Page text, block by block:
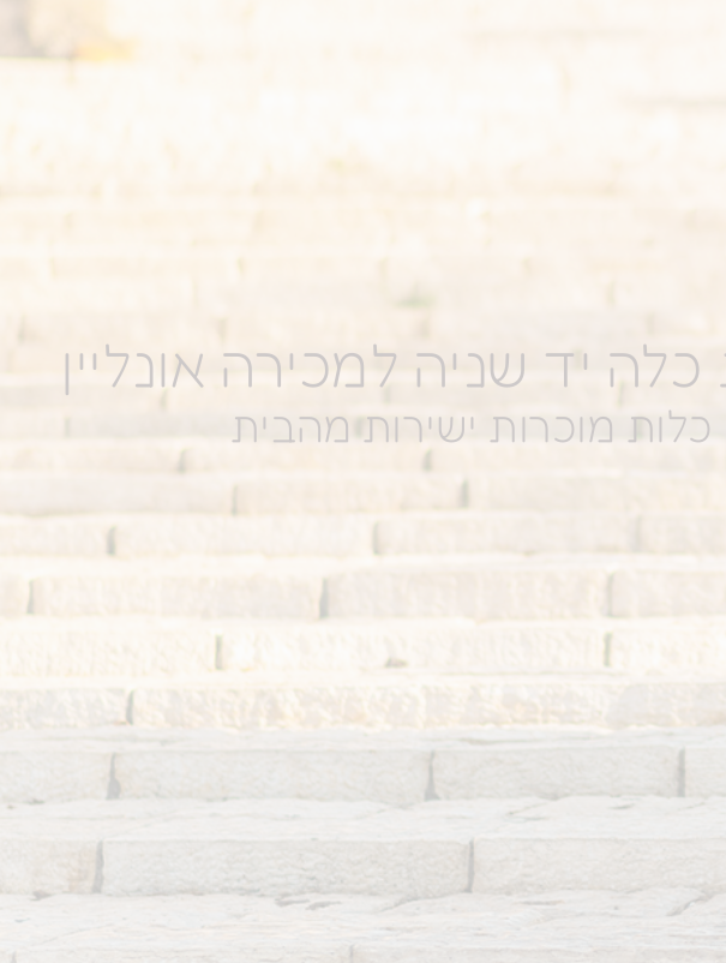
יד שניה למכירה אונליין
כלות מוכרות ישירות מהבית